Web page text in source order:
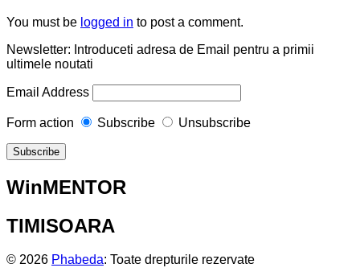
You must be logged in to post a comment.
Newsletter: Introduceti adresa de Email pentru a primii
ultimele noutati
Email Address
Form action Subscribe Unsubscribe
WinMENTOR
TIMISOARA
© 2026 Phabeda: Toate drepturile rezervate